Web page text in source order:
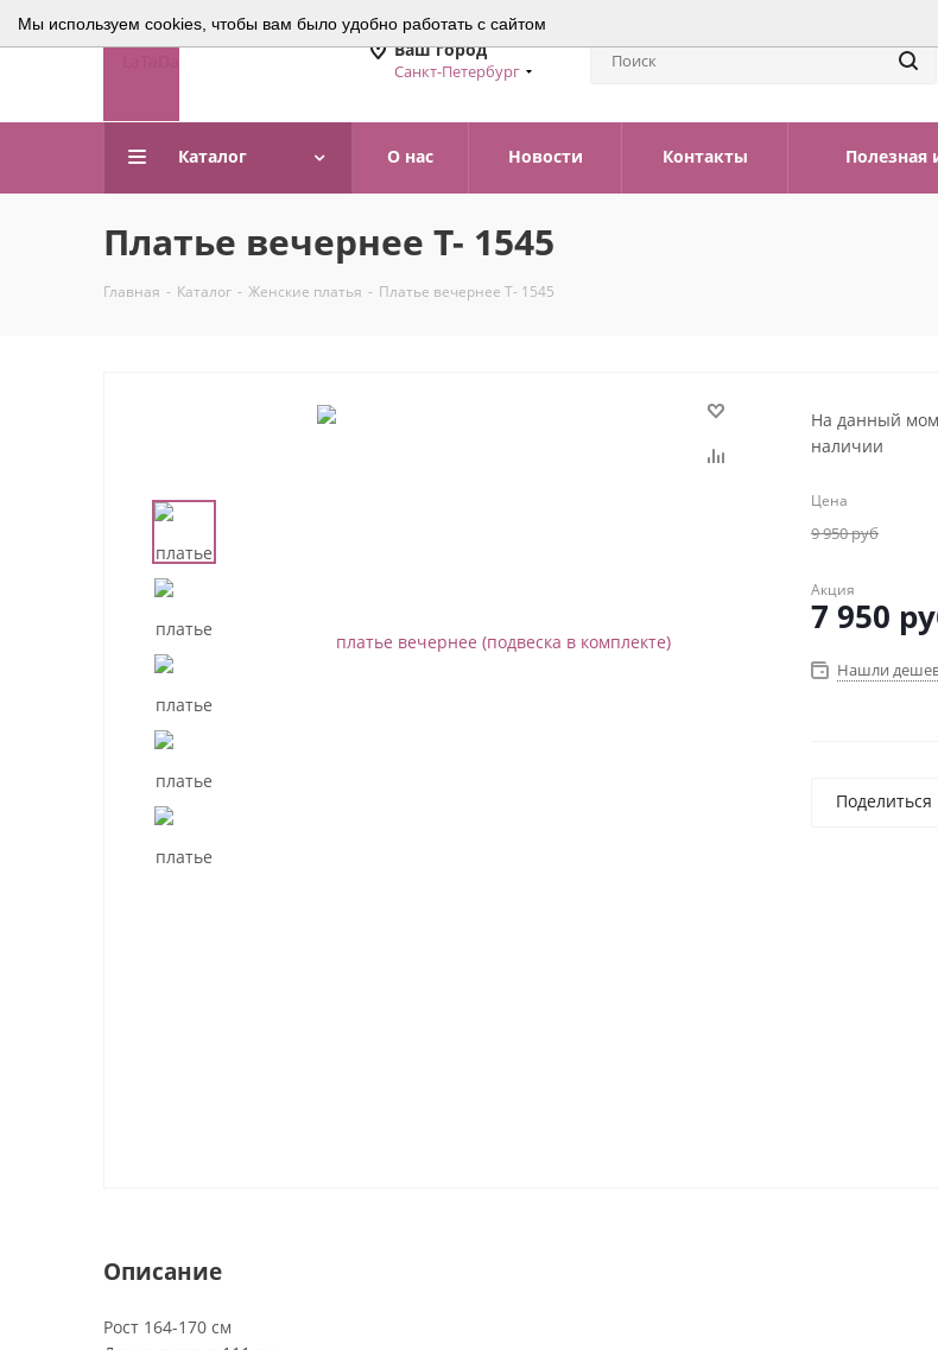
Мы используем cookies, чтобы вам было удобно работать с сайтом
Ваш город
Санкт-Петербург
Каталог О нас Новости Контакты
Платье вечернее Т- 1545
Главная - Каталог - Женские платья - Платье вечернее Т- 1545
На данный
наличии
Цена
9 950руб
Акция
7 950
Нашли
Поделиться
Описание
Рост 164-170 см